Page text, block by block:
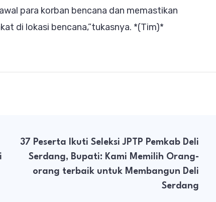
para korban bencana dan memastikan
di lokasi bencana,”tukasnya. *(Tim)*
37 Peserta Ikuti Seleksi JPTP Pemkab Deli
Serdang, Bupati: Kami Memilih Orang-
orang terbaik untuk Membangun Deli
Serdang